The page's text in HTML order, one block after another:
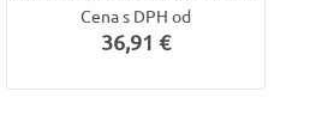
Cena s DPH od
36,91 €